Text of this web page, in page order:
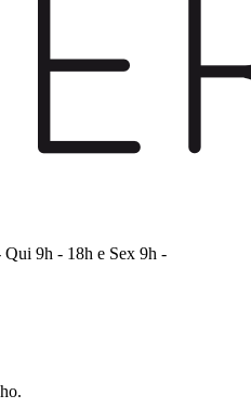
Qui 9h - 18h e Sex 9h -